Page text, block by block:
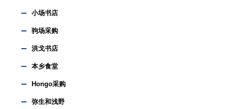
小场书店
驹场采购
洪戈书店
本乡食堂
Hongo采购
弥生和浅野